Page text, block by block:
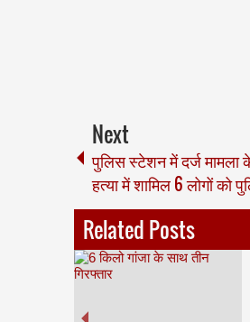
Next
पुलिस स्टेशन में दर्ज मामला
हत्या में शामिल 6 लोगों को
Related Posts